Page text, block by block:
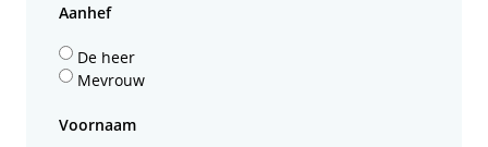
Aanhef
De heer
Mevrouw
Voornaam